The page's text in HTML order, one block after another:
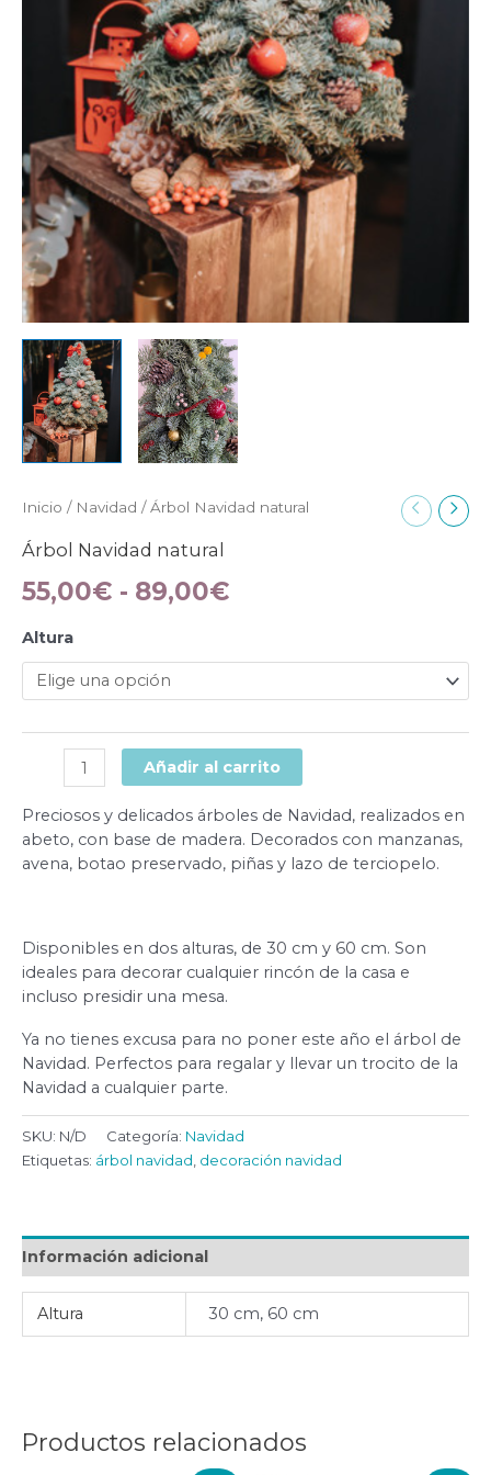
Inicio / Navidad / Árbol Navidad natural
Árbol Navidad natural
55,00€ - 89,00€
hasta
89,00€
Altura
Añadir al carrito
Preciosos y delicados árboles de Navidad, realizados en
abeto, con base de madera. Decorados con manzanas,
avena, botao preservado, piñas y lazo de terciopelo.
Disponibles en dos alturas, de 30 cm y 60 cm. Son
ideales para decorar cualquier rincón de la casa e
incluso presidir una mesa.
Ya no tienes excusa para no poner este año el árbol de
Navidad. Perfectos para regalar y llevar un trocito de la
Navidad a cualquier parte.
SKU: N/D Categoría: Navidad
Etiquetas: árbol navidad decoración navidad
Información adicional
Altura 30 cm, 60 cm
Productos relacionados